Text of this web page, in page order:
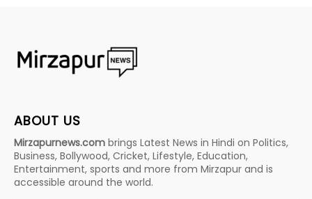
ABOUT US
Mirzapurnews.com brings Latest News in Hindi on Politics,
Business, Bollywood, Cricket, Lifestyle, Education,
Entertainment, sports and more from Mirzapur and is
accessible around the world.